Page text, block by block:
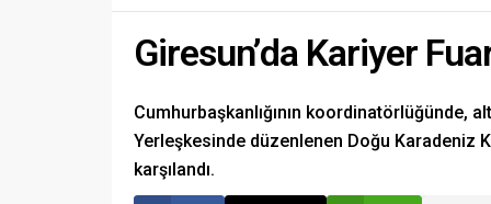
Giresun’da Kariyer
Cumhurbaşkanlığının koordinatörlüğünde,
Yerleşkesinde düzenlenen Doğu Karadeniz
karşılandı.